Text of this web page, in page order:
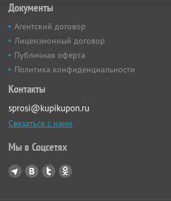
Документы
Агентский договор
Лицензионный договор
Публичная оферта
Политика конфиденциальности
Контакты
sprosi@kupikupon.ru
Связаться с нами
Мы в Соцсетях